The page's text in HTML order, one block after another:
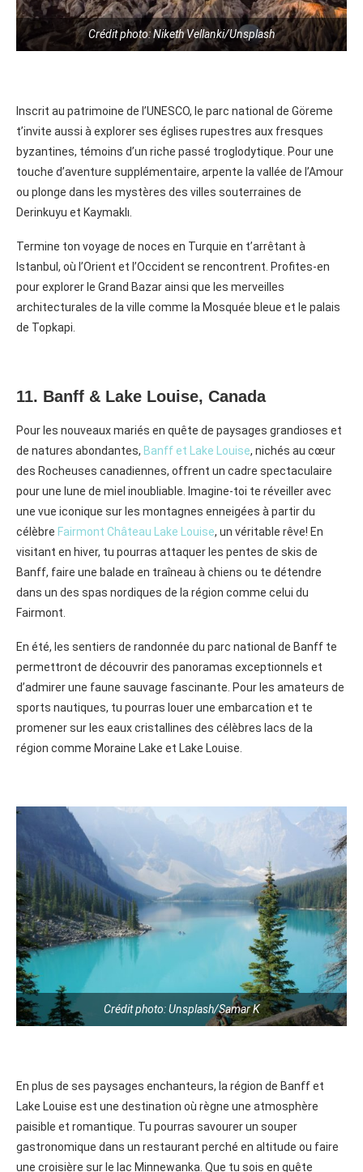
Crédit photo: Niketh Vellanki/Unsplash
Inscrit au patrimoine de l’UNESCO, le parc national de Göreme
t’invite aussi à explorer ses églises rupestres aux fresques
byzantines, témoins d’un riche passé troglodytique. Pour une
touche d’aventure supplémentaire, arpente la vallée de l’Amour
ou plonge dans les mystères des villes souterraines de
Derinkuyu et Kaymaklı.
Termine ton voyage de noces en Turquie en t’arrêtant à
Istanbul, où l’Orient et l’Occident se rencontrent. Profites-en
pour explorer le Grand Bazar ainsi que les merveilles
architecturales de la ville comme la Mosquée bleue et le palais
de Topkapi.
11. Banff & Lake Louise, Canada
Pour les nouveaux mariés en quête de paysages grandioses et
de natures abondantes, Banff et Lake Louise, nichés au cœur
des Rocheuses canadiennes, offrent un cadre spectaculaire
pour une lune de miel inoubliable. Imagine-toi te réveiller avec
une vue iconique sur les montagnes enneigées à partir du
célèbre Fairmont Château Lake Louise, un véritable rêve! En
visitant en hiver, tu pourras attaquer les pentes de skis de
Banff, faire une balade en traîneau à chiens ou te détendre
dans un des spas nordiques de la région comme celui du
Fairmont.
En été, les sentiers de randonnée du parc national de Banff te
permettront de découvrir des panoramas exceptionnels et
d’admirer une faune sauvage fascinante. Pour les amateurs de
sports nautiques, tu pourras louer une embarcation et te
promener sur les eaux cristallines des célèbres lacs de la
région comme Moraine Lake et Lake Louise.
Crédit photo: Unsplash/Samar K
En plus de ses paysages enchanteurs, la région de Banff et
Lake Louise est une destination où règne une atmosphère
paisible et romantique. Tu pourras savourer un souper
gastronomique dans un restaurant perché en altitude ou faire
une croisière sur le lac Minnewanka. Que tu sois en quête